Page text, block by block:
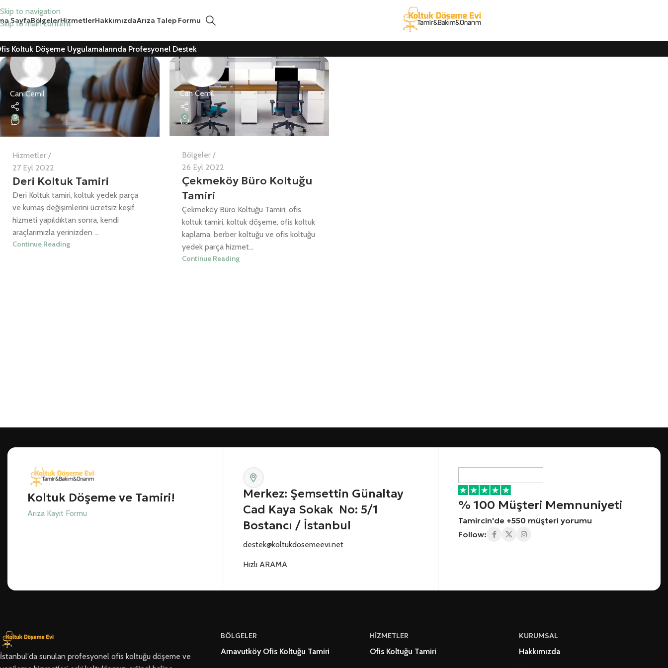
Skip to navigation
Skip to main content
SayfaBölgelerHizmetlerHakkımızdaArıza Talep Formu
Koltuk Döşeme Uygulamalarında Profesyonel Destek
Can Cemil
0
Hizmetler
27 Eyl 2022
Deri Koltuk Tamiri
Deri Koltuk tamiri, koltuk yedek parça
ve kumaş değişimlerini ücretsiz keşif
hizmeti yapıldıktan sonra, kendi
araçlarımızla yerinizden ...
Continue Reading
Can Cemil
0
Bölgeler
26 Eyl 2022
Çekmeköy Büro Koltuğu
Tamiri
Çekmeköy Büro Koltuğu Tamiri, ofis
koltuk tamiri, koltuk döşeme, ofis koltuk
kaplama, berber koltuğu ve ofis koltuğu
yedek parça hizmet...
Continue Reading
Koltuk Döşeme ve Tamiri!
Arıza Kayıt Formu
Merkez: Şemsettin Günaltay
Cad Kaya Sokak No: 5/1
Bostancı / İstanbul
destek@koltukdosemeevi.net
Hızlı ARAMA
% 100 Müşteri Memnuniyeti
Tamircin'de +550 müşteri yorumu
Follow:
İstanbul'da sunulan profesyonel ofis koltuğu döşeme ve
BÖLGELER
Arnavutköy Ofis Koltuğu Tamiri
HİZMETLER
Ofis Koltuğu Tamiri
KURUMSAL
Hakkımızda